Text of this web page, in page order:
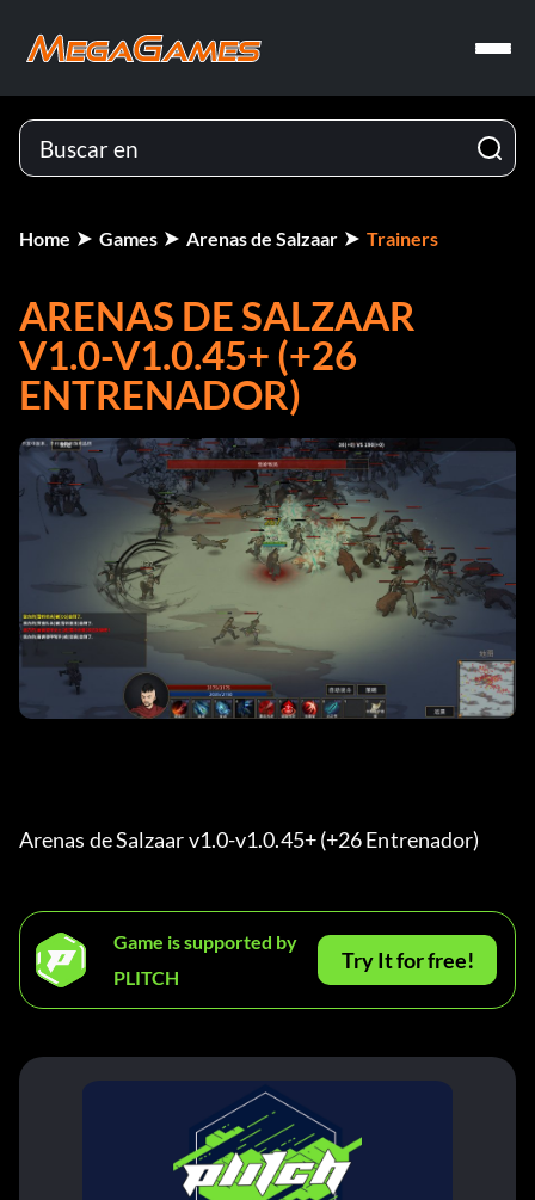
Home Games Arenas de Salzaar Trainers
ARENAS DE SALZAAR
V1.0-V1.0.45+ (+26
ENTRENADOR)
Arenas de Salzaar v1.0-v1.0.45+ (+26 Entrenador)
Game is supported by
PLITCH
Try It for free!